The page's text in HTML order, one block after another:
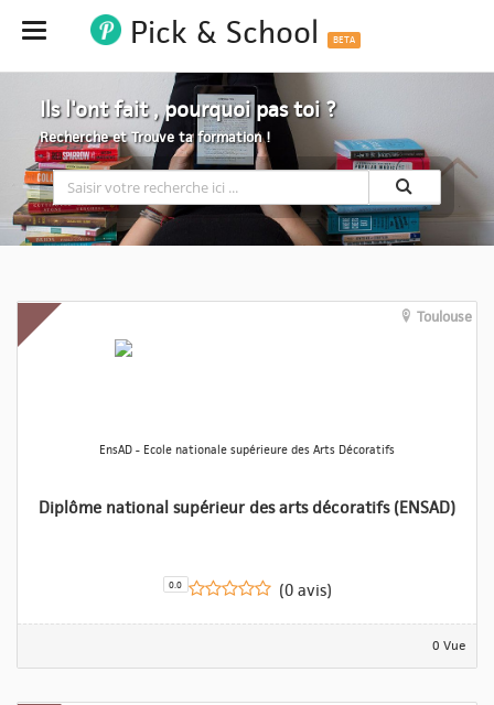
Hide Pick & School BETA
Ils l'ont fait , pourquoi pas toi ?
Recherche et Trouve ta formation !
Toulouse
EnsAD - Ecole nationale supérieure des Arts Décoratifs
Diplôme national supérieur des arts décoratifs (ENSAD)
0.0 (0 avis)
0 Vue